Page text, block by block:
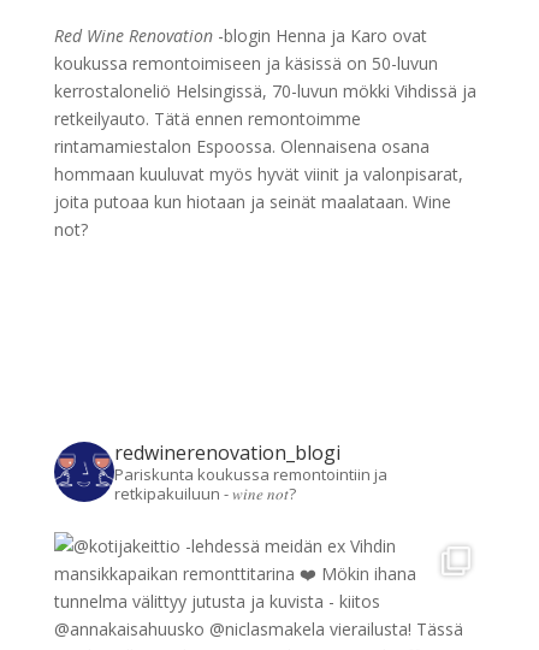
Red Wine Renovation-blogin Henna ja Karo ovat
koukussa remontoimiseen ja käsissä on 50-luvun
kerrostaloneliö Helsingissä, 70-luvun mökki Vihdissä ja
retkeilyauto. Tätä ennen remontoimme
rintamamiestalon Espoossa. Olennaisena osana
hommaan kuuluvat myös hyvät viinit ja valonpisarat,
joita putoaa kun hiotaan ja seinät maalataan. Wine
not?
redwinerenovation_blogi
Pariskunta koukussa remontointiin ja
retkipakuiluun - 𝑤𝑖𝑛𝑒 𝑛𝑜𝑡?